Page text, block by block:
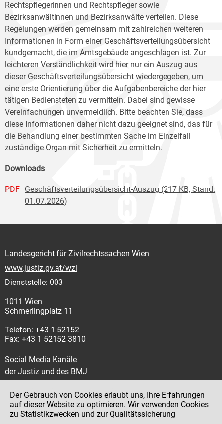
Rechtspflegerinnen und Rechtspfleger sowie
Bezirksanwältinnen und Bezirksanwälte verteilen. Diese
Regelungen werden gemeinsam mit zahlreichen weiteren
Informationen in Form einer Geschäftsverteilungsübersicht
kundgemacht, die im Amtsgebäude angeschlagen ist. Zur
leichteren Verständlichkeit wird hier nur ein Auszug aus
dieser Geschäftsverteilungsübersicht wiedergegeben, um
eine erste Orientierung über die Aufgabenbereiche der hier
tätigen Bediensteten zu vermitteln. Dabei sind gewisse
Vereinfachungen unvermeidlich. Bitte beachten Sie, dass
diese Informationen daher nicht dazu geeignet sind, das für
die Behandlung einer bestimmten Sache im Einzelfall
zuständige Organ mit Sicherheit zu ermitteln.
Downloads
PDF Geschäftsverteilungsübersicht-Auszug (217 KB, Stand:
01.07.2026)
Landesgericht für Zivilrechtssachen Wien
www.justiz.gv.at/wzl
Dienststelle: 003
1011 Wien
Schmerlingplatz 11
Telefon: +43 1 52152
Fax: +43 1 52152 3810
Social Media Kanäle
der Justiz und des BMJ
Impressum
Der Gebrauch von Cookies erlaubt uns, Ihre Erfahrungen
auf dieser Website zu optimieren. Wir verwenden Cookies
zu Statistikzwecken und zur Qualitätssicherung